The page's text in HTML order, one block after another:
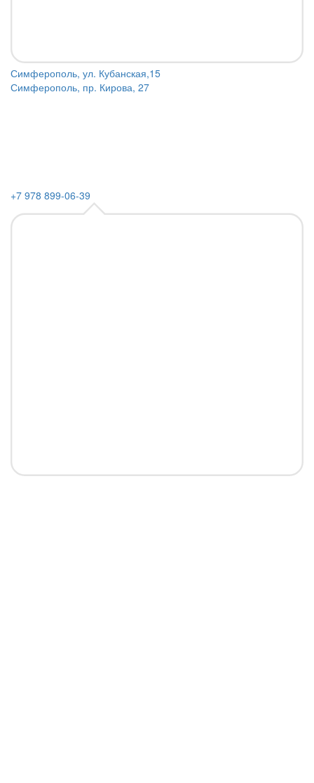
Симферополь, ул. Кубанская,15
Симферополь, пр. Кирова, 27
+7 978 899-06-39